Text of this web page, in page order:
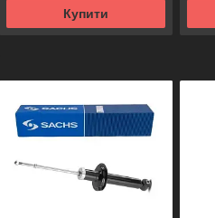
Купити